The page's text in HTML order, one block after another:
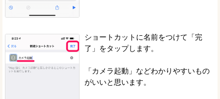
ショートカットに名前をつけて「完
了」をタップします。
「カメラ起動」などわかりやすいもの
がいいと思います。